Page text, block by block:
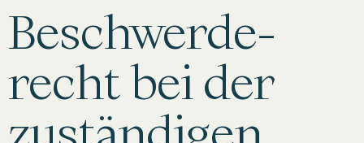
Beschwerde­
recht bei der